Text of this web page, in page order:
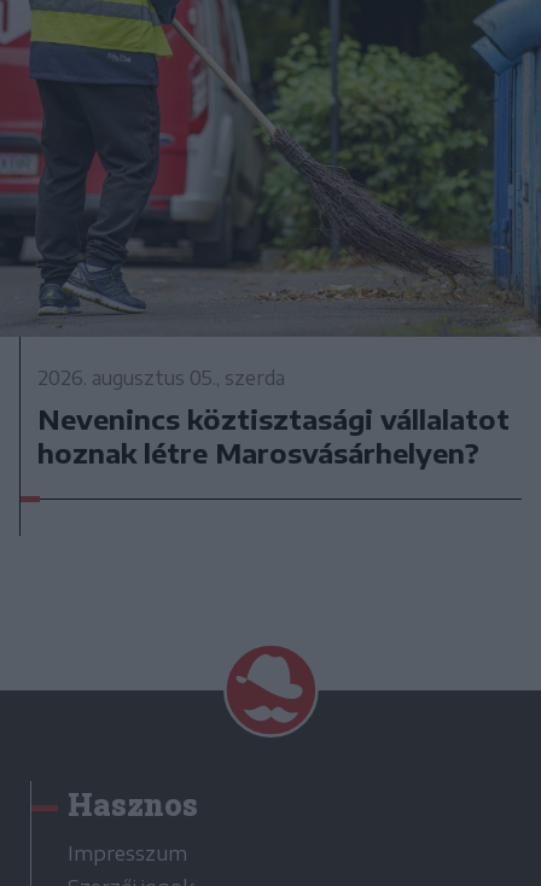
2026. augusztus 05., szerda
Nevenincs köztisztasági vállalatot
hoznak létre Marosvásárhelyen?
Hasznos
Impresszum